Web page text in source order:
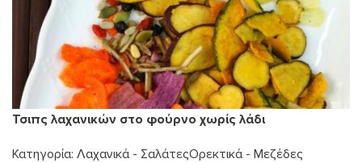
Τσιπς λαχανικών στο φούρνο χωρίς λάδι
Κατηγορία: Λαχανικά - ΣαλάτεςΟρεκτικά - Μεζέδες